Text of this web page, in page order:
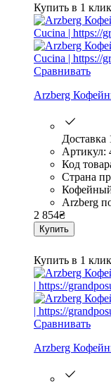
Купить в 1 клик
Сравнивать
Arzberg
Доставка
Артикул:
Код
Страна
Arzberg
2 854₴
Купить
Купить в 1 клик
Сравнивать
Arzberg